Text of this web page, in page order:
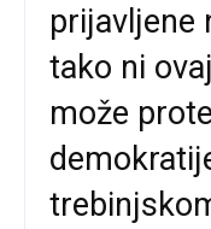
prijavljene
tako ni
može